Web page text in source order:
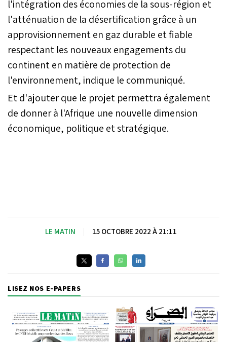
l'intégration des économies de la sous-région et
l'atténuation de la désertification grâce à un
approvisionnement en gaz durable et fiable
respectant les nouveaux engagements du
continent en matière de protection de
l'environnement, indique le communiqué.
Et d'ajouter que le projet permettra également
de donner à l'Afrique une nouvelle dimension
économique, politique et stratégique.
LE MATIN 15 OCTOBRE 2022 À 21:11
LISEZ NOS E-PAPERS